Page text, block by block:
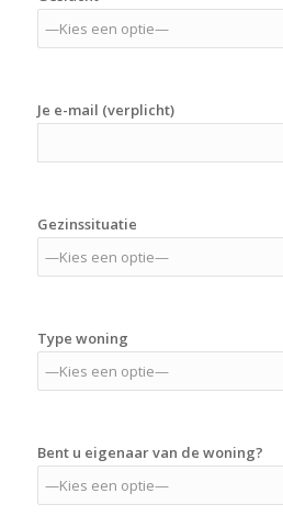
Je e-mail (verplicht)
Gezinssituatie
Type woning
Bent u eigenaar van de woning?